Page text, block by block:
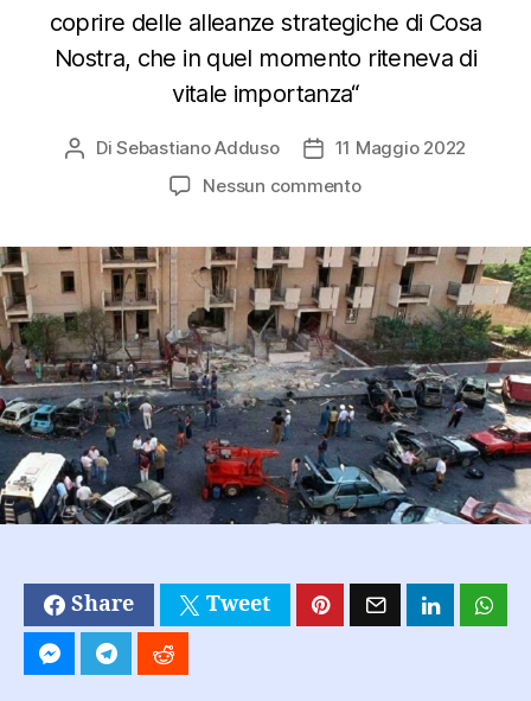
coprire delle alleanze strategiche di Cosa
Nostra, che in quel momento riteneva di
vitale importanza“
Autore
DiSebastiano Adduso
Data11 Maggio 2022
Nessun commentosu
del
Procuratore
di
Caltanissetta:
Il
più
grande
depistaggio
d’Italia,
tutti
sapevano
Share Tweet